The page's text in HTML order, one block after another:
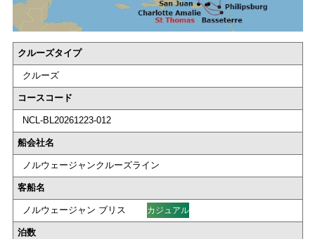
クルーズタイプ
クルーズ
コースコード
NCL-BL20261223-012
船会社名
ノルウェージャンクルーズライン
客船名
ノルウェージャン ブリス カジュアル
泊数